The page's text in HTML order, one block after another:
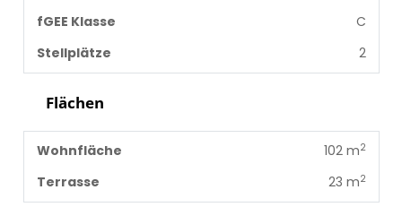
fGEE Klasse
C
Stellplätze
2
Flächen
Wohnfläche 102 m2
Terrasse 23 m2